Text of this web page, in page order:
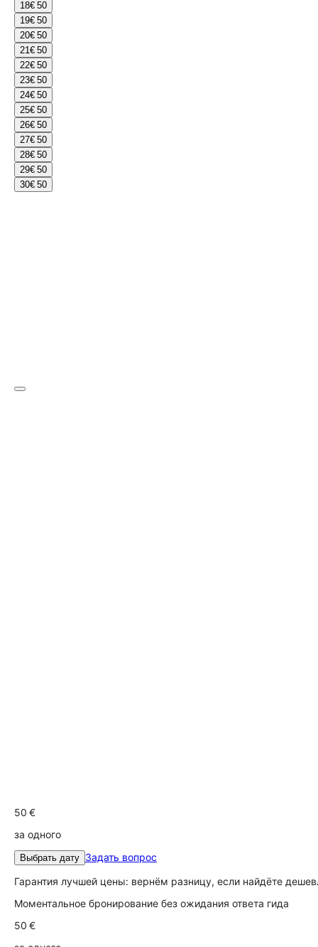
18€ 50
19€ 50
20€ 50
21€ 50
22€ 50
23€ 50
24€ 50
25€ 50
26€ 50
27€ 50
28€ 50
29€ 50
30€ 50
50 €
за одного
Выбрать дату Задать вопрос
Гарантия лучшей цены: вернём разницу, если найдёте
Моментальное бронирование без ожидания ответа гида
50 €